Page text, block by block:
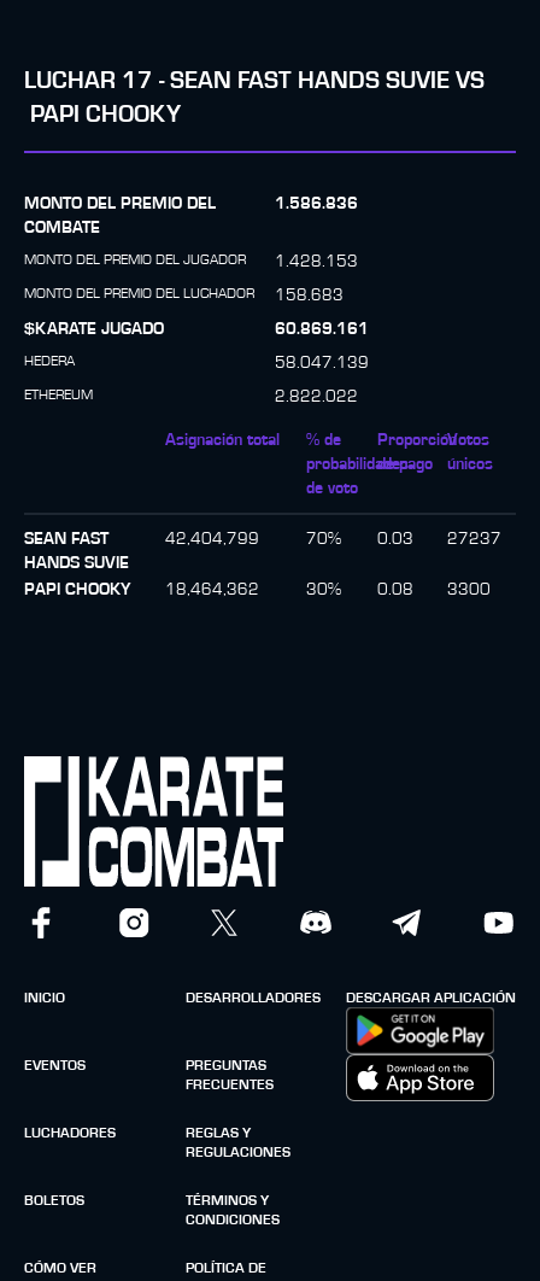
LUCHAR 17 - SEAN FAST HANDS SUVIE VS
PAPI CHOOKY
MONTO DEL PREMIO DEL
COMBATE
1.586.836
MONTO DEL PREMIO DEL JUGADOR 1.428.153
MONTO DEL PREMIO DEL LUCHADOR
158.683
$KARATE JUGADO
60.869.161
HEDERA 58.047.139
ETHEREUM 2.822.022
Asignación total
% de
probabilidades
de voto
Proporción
de pago
Votos
únicos
SEAN FAST
HANDS SUVIE
42,404,799 70% 0.03 27237
PAPI CHOOKY 18,464,362 30% 0.08 3300
INICIO
EVENTOS
LUCHADORES
BOLETOS
CÓMO VER
DESARROLLADORES
PREGUNTAS
FRECUENTES
REGLAS Y
REGULACIONES
TÉRMINOS Y
CONDICIONES
POLÍTICA DE
DESCARGAR APLICACIÓN